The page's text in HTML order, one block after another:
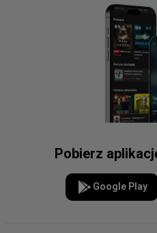
Pobierz
Google Play